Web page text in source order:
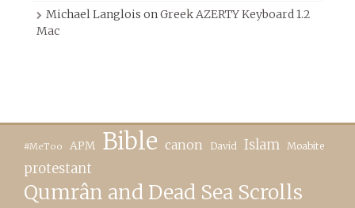
Michael Langlois onGreek AZERTY Keyboard 1.2
Mac
#MeToo APM Bible canon David Islam Moabite
protestant
Qumrân and Dead Sea Scrolls